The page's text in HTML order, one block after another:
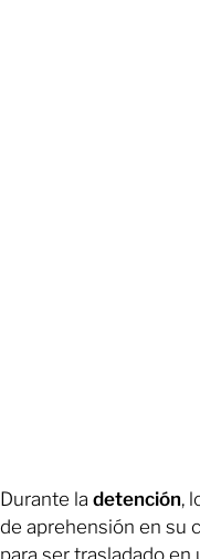
Durante la detención,
de aprehensión en su
para ser trasladado